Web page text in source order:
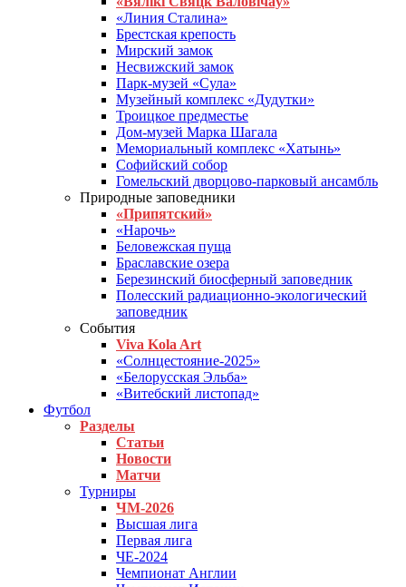
«Линия Сталина»
Брестская крепость
Мирский замок
Несвижский замок
Парк-музей «Сула»
Музейный комплекс «Дудутки»
Троицкое предместье
Дом-музей Марка Шагала
Мемориальный комплекс «Хатынь»
Софийский собор
Гомельский дворцово-парковый ансамбль
Природные заповедники
«Припятский»
«Нарочь»
Беловежская пуща
Браславские озера
Березинский биосферный заповедник
Полесский радиационно-экологический
заповедник
События
Viva Kola Art
«Солнцестояние-2025»
«Белорусская Эльба»
«Витебский листопад»
Футбол
Разделы
Статьи
Новости
Матчи
Турниры
ЧМ-2026
Высшая лига
Первая лига
ЧЕ-2024
Чемпионат Англии